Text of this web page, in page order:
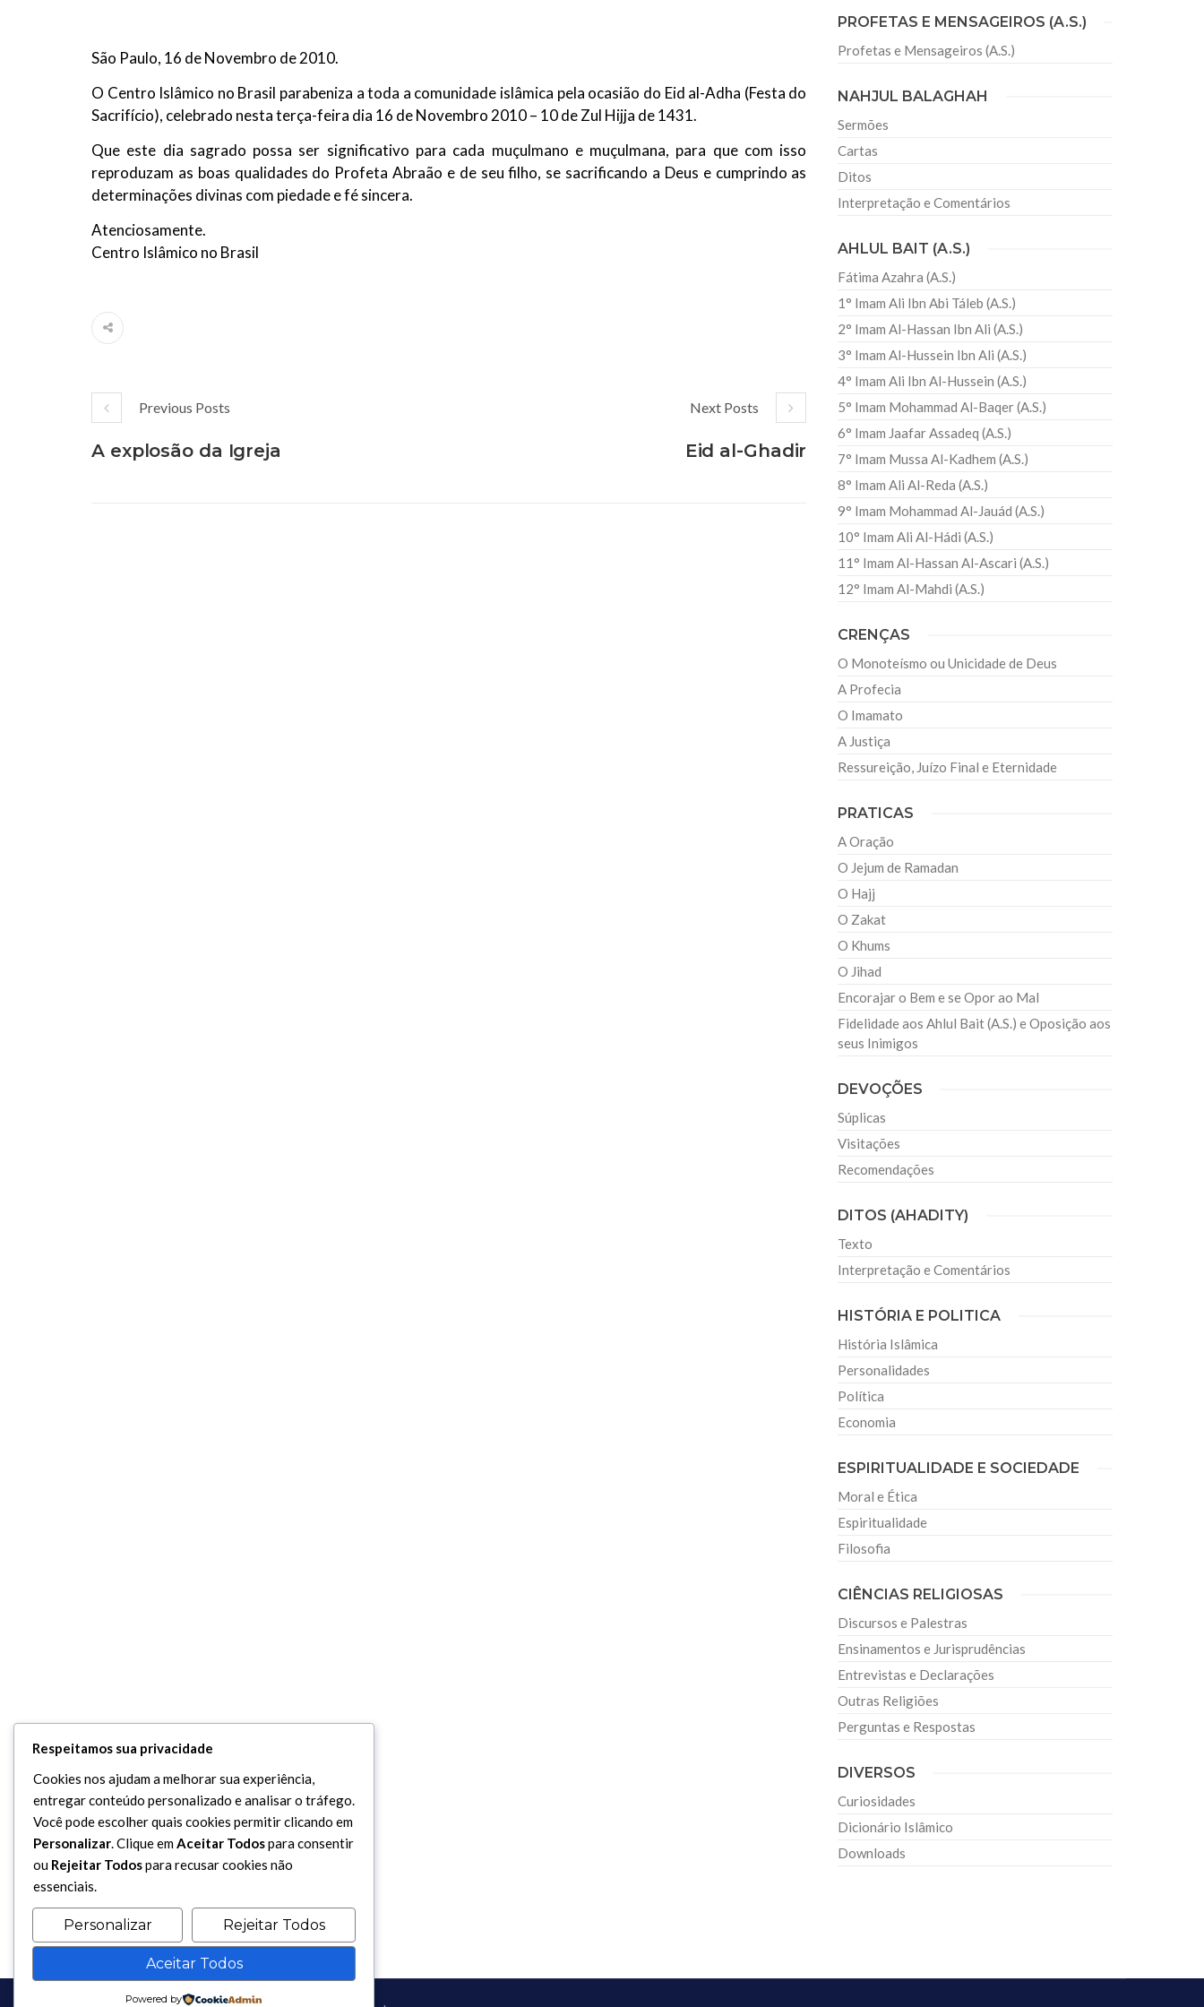
Em nome de Deus, o Clemente, o Misericordioso! Diante da data em que
relembramos o martírio do quarto Imam dos muçulmanos, o Imam Ali Ibn Al-
Centro Islâmico no Brasil recebe o ex-ministro das
Na noite da quinta-feira, 03 de Abril, o Centro Islâmico no Brasil recebeu em sua
sede, em São Paulo, o ex-ministro das Relações Exteriores da República Islâmica
do Irã, Sr. Kamal Kharrazi, que encontra-se visitando
São Paulo, 16 de Novembro de 2010.
O Centro Islâmico no Brasil parabeniza a toda a comunidade islâmica pela ocasião do Eid al-Adha (Festa do
Sacrifício), celebrado nesta terça-feira dia 16 de Novembro 2010 – 10 de Zul Hijja de 1431.
Que este dia sagrado possa ser significativo para cada muçulmano e muçulmana, para que com isso
reproduzam as boas qualidades do Profeta Abraão e de seu filho, se sacrificando a Deus e cumprindo as
determinações divinas com piedade e fé sincera.
Atenciosamente.
Centro Islâmico no Brasil
Previous Posts
A explosão da Igreja
Next Posts
Eid al-Ghadir
PROFETAS E MENSAGEIROS (A.S.)
Profetas e Mensageiros (A.S.)
NAHJUL BALAGHAH
Sermões
Cartas
Ditos
Interpretação e Comentários
AHLUL BAIT (A.S.)
Fátima Azahra (A.S.)
1° Imam Ali Ibn Abi Táleb (A.S.)
2° Imam Al-Hassan Ibn Ali (A.S.)
3° Imam Al-Hussein Ibn Ali (A.S.)
4° Imam Ali Ibn Al-Hussein (A.S.)
5° Imam Mohammad Al-Baqer (A.S.)
6° Imam Jaafar Assadeq (A.S.)
7° Imam Mussa Al-Kadhem (A.S.)
8° Imam Ali Al-Reda (A.S.)
9° Imam Mohammad Al-Jauád (A.S.)
10° Imam Ali Al-Hádi (A.S.)
11° Imam Al-Hassan Al-Ascari (A.S.)
12° Imam Al-Mahdi (A.S.)
CRENÇAS
O Monoteísmo ou Unicidade de Deus
A Profecia
O Imamato
A Justiça
Ressureição, Juízo Final e Eternidade
PRATICAS
A Oração
O Jejum de Ramadan
O Hajj
O Zakat
O Khums
O Jihad
Encorajar o Bem e se Opor ao Mal
Fidelidade aos Ahlul Bait (A.S.) e Oposição aos
seus Inimigos
DEVOÇÕES
Súplicas
Visitações
Recomendações
DITOS (AHADITY)
Texto
Interpretação e Comentários
HISTÓRIA E POLITICA
História Islâmica
Personalidades
Política
Economia
ESPIRITUALIDADE E SOCIEDADE
Moral e Ética
Espiritualidade
Filosofia
CIÊNCIAS RELIGIOSAS
Discursos e Palestras
Ensinamentos e Jurisprudências
Entrevistas e Declarações
Outras Religiões
Perguntas e Respostas
DIVERSOS
Curiosidades
Dicionário Islâmico
Downloads
Respeitamos sua privacidade
Cookies nos ajudam a melhorar sua experiência,
entregar conteúdo personalizado e analisar o tráfego.
Você pode escolher quais cookies permitir clicando em
Personalizar. Clique emAceitar Todospara consentir
ou Rejeitar Todospara recusar cookies não
essenciais.
Personalizar Rejeitar Todos
Aceitar Todos
Powered by